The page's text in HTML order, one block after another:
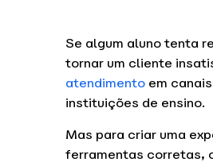
Se algum aluno tenta
tornar um cliente
atendimento em
instituições de ensino.
Mas para criar uma
ferramentas corretas,